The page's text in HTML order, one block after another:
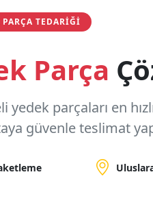
TEDARIĞI
Parça
parçaları en
güvenle teslimat